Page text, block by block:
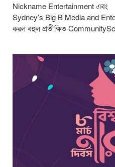
Nickname Entertainment এবং
Sydney’s Big B Media and
করল বহুল প্রতীক্ষিত